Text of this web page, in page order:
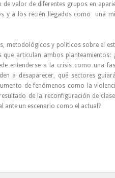
valor de diferentes grupos en
y a los recién llegados como una
metodológicos y políticos sobre el
articulan ambos planteamientos:
entenderse a la crisis como una
a desaparecer, qué sectores
de fenómenos como la
de la reconfiguración de
ante un escenario como el actual?